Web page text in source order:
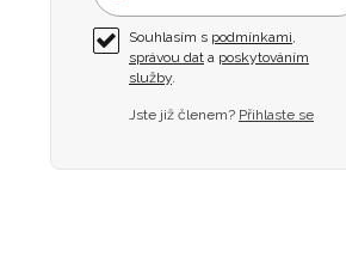
Souhlasím s podmínkami,
správou dat a poskytováním
služby.
Jste již členem? Přihlaste se